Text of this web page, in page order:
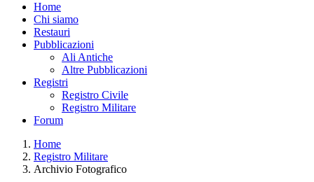
Home
Chi siamo
Restauri
Pubblicazioni
Ali Antiche
Altre Pubblicazioni
Registri
Registro Civile
Registro Militare
Forum
Home
Registro Militare
Archivio Fotografico